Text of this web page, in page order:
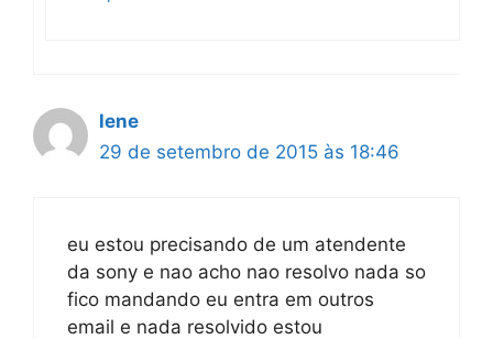
lene
29 de setembro de 2015 às 18:46
eu estou precisando de um atendente
da sony e nao acho nao resolvo nada so
fico mandando eu entra em outros
email e nada resolvido estou